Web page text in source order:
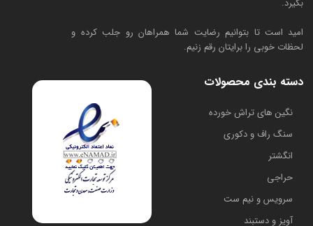
امید است تا بتوانیم رضایت شما همراهان رو جلب کرده و
لحظات خوبی را برایتان رقم زنیم.
دسته بندی محصولات
​نگین های تراش خورده
سنگ راف و دکوری
انگشتر
حراجی
سرویس و نیم ست
آویز و دستبند